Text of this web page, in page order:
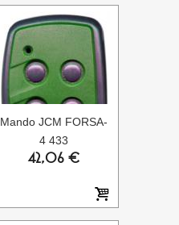
Mando JCM FORSA-
4 433
42,06 €